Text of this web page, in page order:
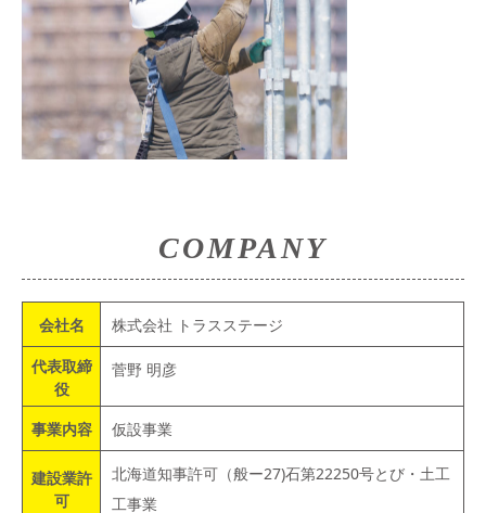
COMPANY
会社名
株式会社 トラスステージ
代表取締
役
菅野 明彦
事業内容 仮設事業
建設業許
可
北海道知事許可（般ー27)石第22250号とび・土工
工事業